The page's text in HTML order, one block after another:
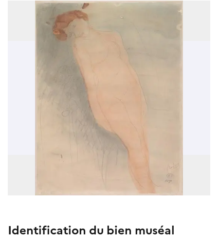
Identification du bien muséal